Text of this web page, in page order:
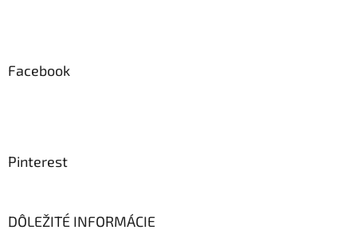
Facebook
Pinterest
DÔLEŽITÉ INFORMÁCIE